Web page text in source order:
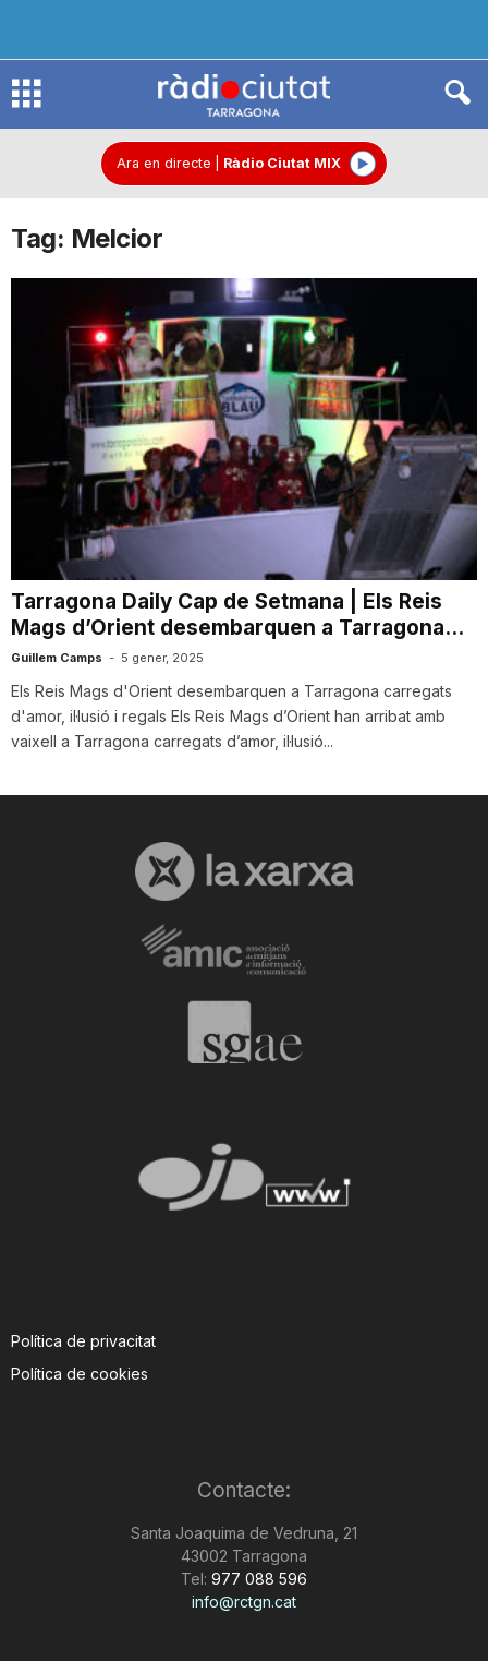
R
d
u
t
a
t
g
Ara en directe Ràdio Ciutat MIX
Tag: Melcior
Tarragona Daily Cap de Setmana | Els Reis
Mags d’Orient desembarquen a Tarragona...
Guillem Camps - 5 gener, 2025
Els Reis Mags d'Orient desembarquen a Tarragona carregats
d'amor, il·lusió i regals Els Reis Mags d’Orient han arribat amb
vaixell a Tarragona carregats d’amor, il·lusió...
Política de privacitat
Política de cookies
Contacte:
Santa Joaquima de Vedruna, 21
43002 Tarragona
Tel: 977 088 596
info@rctgn.cat